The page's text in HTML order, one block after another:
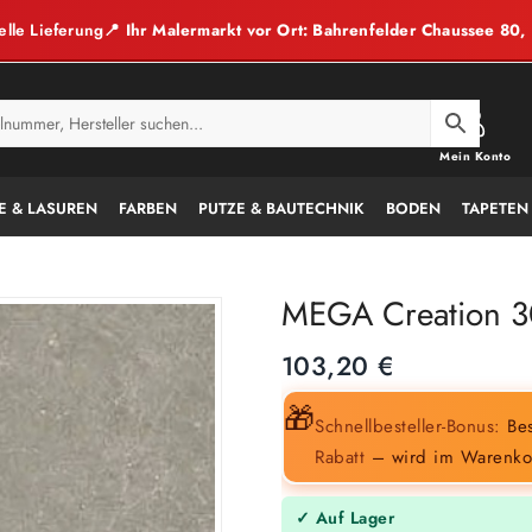
Lieferung📍 Ihr Malermarkt vor Ort: Bahrenfelder Chaussee 80,
Mein Konto
& LASUREN FARBEN PUTZE & BAUTECHNIK BODEN TAPETEN
MEGA Creation
103,20€
🎁Schnellbesteller-Bonus:
Rabatt – wird im
✓ Auf Lager